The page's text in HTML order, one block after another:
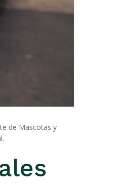
de Mascotas y